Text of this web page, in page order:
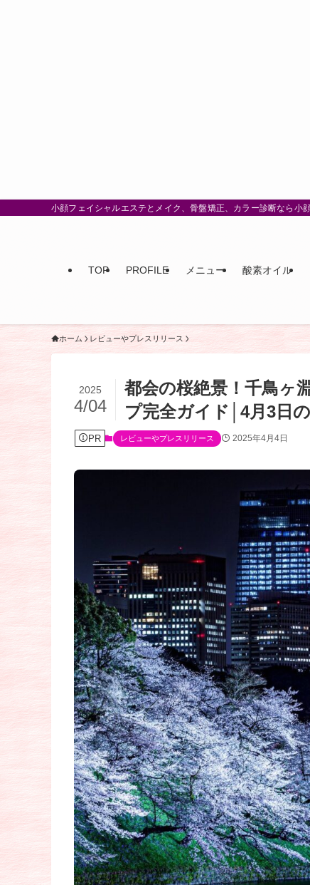
小顔フェイシャルエステとメイク、骨盤矯正、カラー診断なら小
TOP PROFILE メニュー 酸素オイル
ホーム レビューやプレスリリース
都会の桜絶景！千鳥ヶ
プ完全ガイド│4月3日
2025
4/04
PR レビューやプレスリリース 2025年4月4日